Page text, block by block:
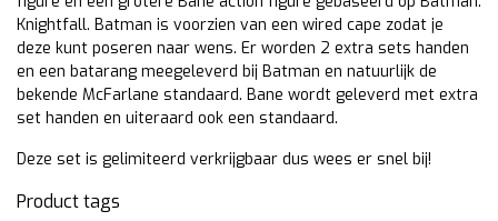
Knightfall. Batman is voorzien van een wired cape zodat je
deze kunt poseren naar wens. Er worden 2 extra sets handen
en een batarang meegeleverd bij Batman en natuurlijk de
bekende McFarlane standaard. Bane wordt geleverd met extra
set handen en uiteraard ook een standaard.
Deze set is gelimiteerd verkrijgbaar dus wees er snel bij!
Product tags